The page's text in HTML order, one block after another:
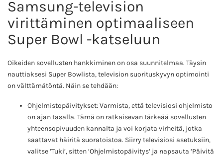
Samsung-television
virittäminen optimaaliseen
Super Bowl -katseluun
Oikeiden sovellusten hankkiminen on osa suunnitelmaa. Täysin
nauttiaksesi Super Bowlista, television suorituskyvyn optimointi
on välttämätöntä. Näin se tehdään:
Ohjelmistopäivitykset: Varmista, että televisiosi ohjelmisto
on ajan tasalla. Tämä on ratkaisevan tärkeää sovellusten
yhteensopivuuden kannalta ja voi korjata virheitä, jotka
saattavat häiritä suoratoistoa. Siirry televisiosi asetuksiin,
valitse ’Tuki’, sitten ’Ohjelmistopäivitys’ ja napsauta ’Päivitä